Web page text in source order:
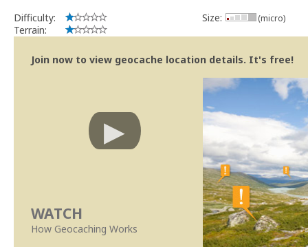
implicações que as guidelines actuais indicam.
Se no local existe algum container, por favor recolha-o a fim
Obrigado
Geocaching.com Volunteer Cache Reviewer
Difficulty:
Terrain:
Size: (micro)
Join now to view geocache location details. It's free!
WATCH
How Geocaching Works